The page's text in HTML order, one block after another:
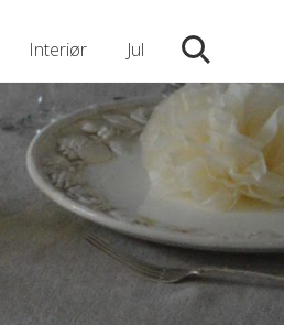
Interiør Jul Søk